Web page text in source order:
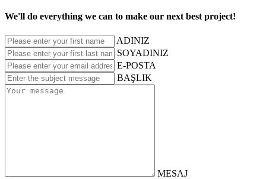
We'll do everything we can to make our next best project!
ADINIZ
SOYADINIZ
E-POSTA
BAŞLIK
MESAJ